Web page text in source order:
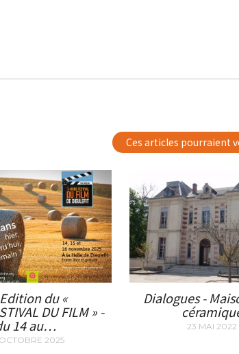
Ces articles pourraient
du «
DU FILM » -
14 au…
2025
Dialogues -
23 MAI 2022